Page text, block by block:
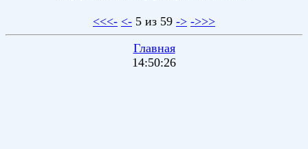
<<<- <- 5 из 59 -> ->>>
Главная
14:50:26